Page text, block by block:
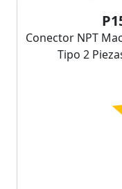
Conector NPT
Tipo 2